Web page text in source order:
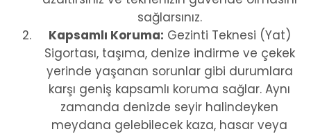
sağlarsınız.
Kapsamlı Koruma: Gezinti Teknesi (Yat)
Sigortası, taşıma, denize indirme ve çekek
yerinde yaşanan sorunlar gibi durumlara
karşı geniş kapsamlı koruma sağlar. Aynı
zamanda denizde seyir halindeyken
meydana gelebilecek kaza, hasar veya